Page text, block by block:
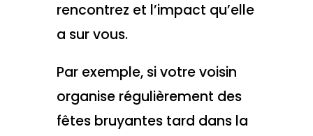
rencontrez et l’impact qu’elle
a sur vous.
Par exemple, si votre voisin
organise régulièrement des
fêtes bruyantes tard dans la